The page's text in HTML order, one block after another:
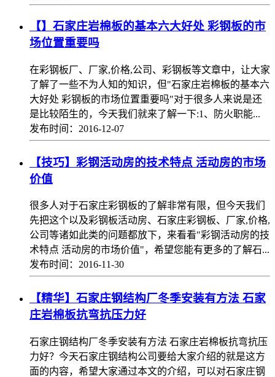
【】石家庄岩棉板的基本六大好处 彩钢板的市
场位置重要吗
在彩钢板厂、厂家,价格,公司、彩钢板等文章中，让大家
了解了一些不为人知的知识，但"石家庄岩棉板的基本六
大好处 彩钢板的市场位置重要吗"对于很多人来说是还
是比较陌生的，今天我们就来了解一下:1、防火职能...
发布时间：2016-12-07
【技巧】彩钢活动房的技术特点 活动房的市场
价值
很多人对于石家庄彩钢板的了解非常有限，但今天我们
先把这个以及彩钢板活动房、石家庄彩钢板、厂家,价格,
公司等诸如此类的问题都放下，来看看"彩钢活动房的技
术特点 活动房的市场价值"，希望您能有更多的了解石...
发布时间：2016-11-30
【精华】石家庄钢结构厂冬季安装有方法 石家
庄岩棉板抗弯抗压力好
石家庄钢结构厂冬季安装有方法 石家庄岩棉板抗弯抗压
力好？今天石家庄钢结构公司要给大家介绍的就是这方
面的内容，希望大家通过本文的介绍，可以对石家庄钢